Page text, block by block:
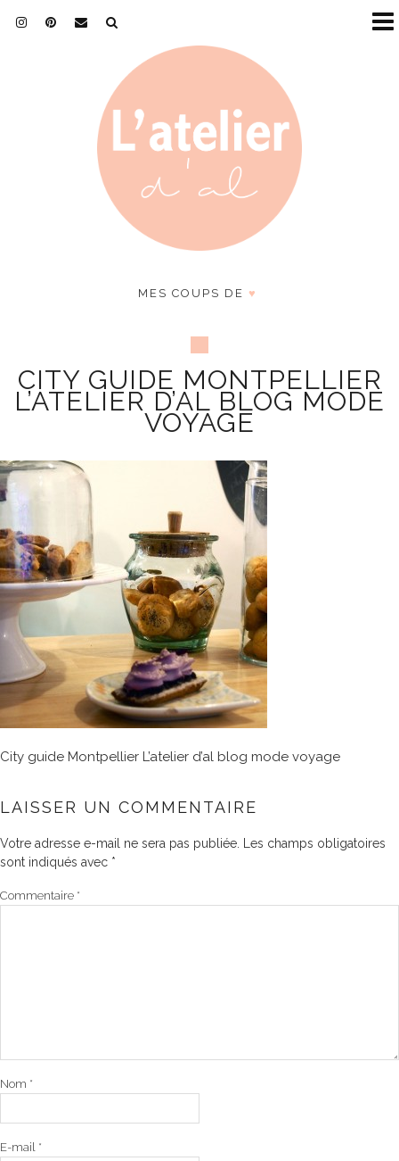
MES COUPS DE ♥
CITY GUIDE MONTPELLIER
L’ATELIER D’AL BLOG MODE
VOYAGE
City guide Montpellier L’atelier d’al blog mode voyage
LAISSER UN COMMENTAIRE
Votre adresse e-mail ne sera pas publiée.
Les champs obligatoires
sont indiqués avec *
Commentaire *
Nom *
E-mail *